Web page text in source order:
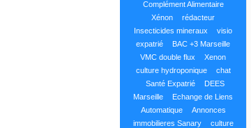
Complément Alimentaire
Xénon
rédacteur
Insecticides mineraux
visio
expatrié
BAC +3 Marseille
VMC double flux
Xenon
culture hydroponique
chat
Santé Expatrié
DEES
Marseille
Echange de Liens
Automatique
Annonces
immobilieres Sanary
culture